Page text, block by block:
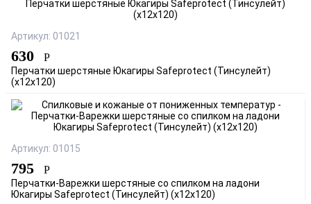
Артикул: 01021
630 Р
Перчатки шерстяные Юкагиры Safeprotect (Тинсулейт)
(х12х120)
Артикул: 01015
795 Р
Перчатки-Варежки шерстяные со спилком на ладони
Юкагиры Safeprotect (Тинсулейт) (х12х120)